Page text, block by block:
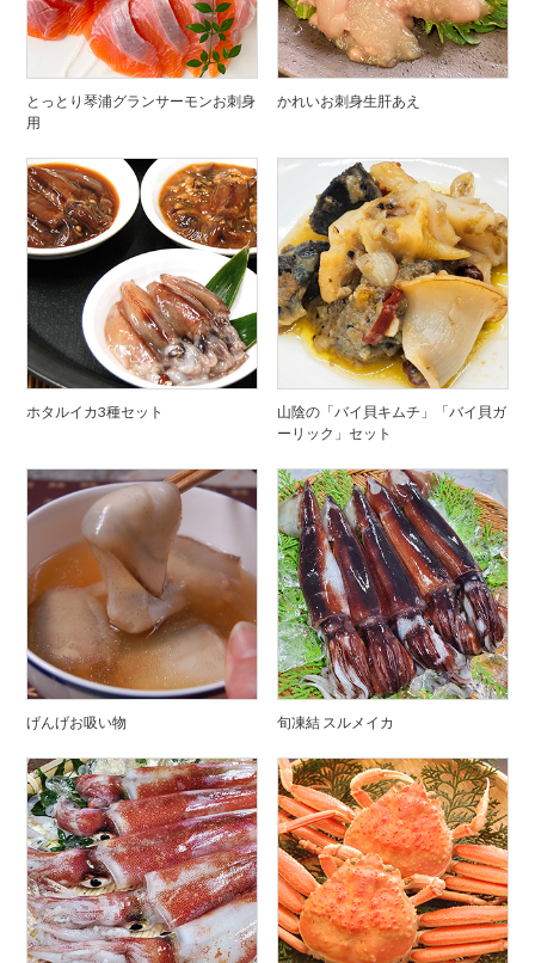
とっとり琴浦グランサーモンお刺身
用
かれいお刺身生肝あえ
ホタルイカ3種セット
山陰の「バイ貝キムチ」「バイ貝ガ
ーリック」セット
げんげお吸い物 旬凍結 スルメイカ